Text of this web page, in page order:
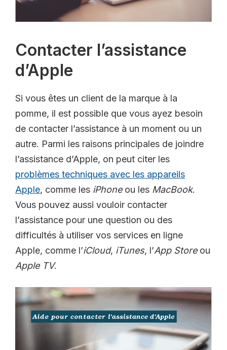
Contacter l’assistance
d’Apple
Si vous êtes un client de la marque à la
pomme, il est possible que vous ayez besoin
de contacter l’assistance à un moment ou un
autre. Parmi les raisons principales de joindre
l’assistance d’Apple, on peut citer les
problèmes techniques avec les appareils
Apple, comme les iPhoneou les MacBook.
Vous pouvez aussi vouloir contacter
l’assistance pour une question ou des
difficultés à utiliser vos services en ligne
Apple, comme l’iCloud, iTunes, l’App Storeou
Apple TV.